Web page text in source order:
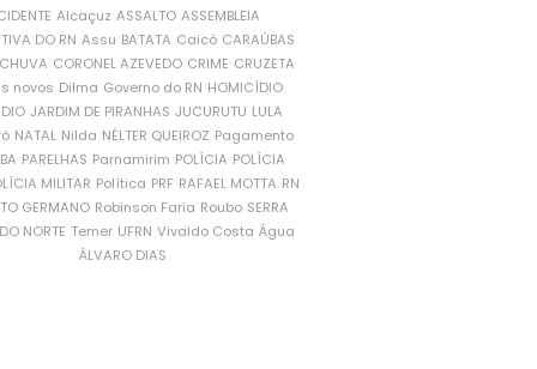
Alcaçuz ASSALTO ASSEMBLEIA
DO RN Assu BATATA Caicó CARAÚBAS
CORONEL AZEVEDO CRIME CRUZETA
novos Dilma Governo do RN HOMICÍDIO
JARDIM DE PIRANHAS JUCURUTU LULA
NATAL Nilda NÉLTER QUEIROZ Pagamento
PARELHAS Parnamirim POLÍCIA POLÍCIA
MILITAR Política PRF RAFAEL MOTTA RN
GERMANO Robinson Faria Roubo SERRA
NORTE Temer UFRN Vivaldo Costa Água
ÁLVARO DIAS